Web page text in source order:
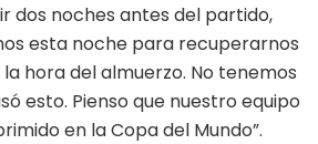
dos noches antes del partido,
esta noche para recuperarnos
hora del almuerzo. No tenemos
esto. Pienso que nuestro equipo
en la Copa del Mundo”.